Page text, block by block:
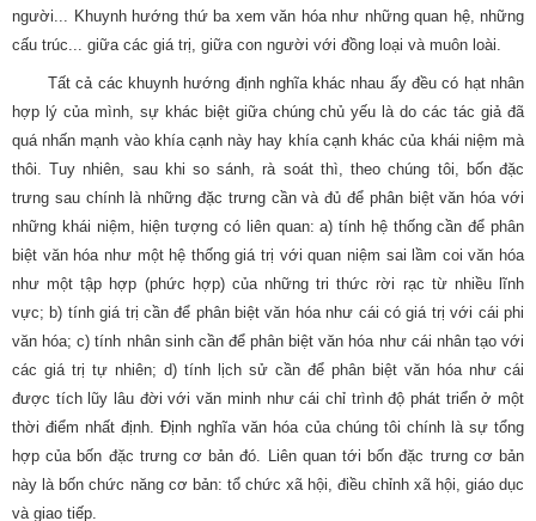
người... Khuynh hướng thứ ba xem văn hóa như những quan hệ, những
cấu trúc... giữa các giá trị, giữa con người với đồng loại và muôn loài.
Tất cả các khuynh hướng định nghĩa khác nhau ấy đều có hạt nhân
hợp lý của mình, sự khác biệt giữa chúng chủ yếu là do các tác giả đã
quá nhấn mạnh vào khía cạnh này hay khía cạnh khác của khái niệm mà
thôi. Tuy nhiên, sau khi so sánh, rà soát thì, theo chúng tôi, bốn đặc
trưng sau chính là những đặc trưng cần và đủ để phân biệt văn hóa với
những khái niệm, hiện tượng có liên quan: a) tính hệ thống cần để phân
biệt văn hóa như một hệ thống giá trị với quan niệm sai lầm coi văn hóa
như một tập hợp (phức hợp) của những tri thức rời rạc từ nhiều lĩnh
vực; b) tính giá trị cần để phân biệt văn hóa như cái có giá trị với cái phi
văn hóa; c) tính nhân sinh cần để phân biệt văn hóa như cái nhân tạo với
các giá trị tự nhiên; d) tính lịch sử cần để phân biệt văn hóa như cái
được tích lũy lâu đời với văn minh như cái chỉ trình độ phát triển ở một
thời điểm nhất định. Định nghĩa văn hóa của chúng tôi chính là sự tổng
hợp của bốn đặc trưng cơ bản đó. Liên quan tới bốn đặc trưng cơ bản
này là bốn chức năng cơ bản: tổ chức xã hội, điều chỉnh xã hội, giáo dục
và giao tiếp.